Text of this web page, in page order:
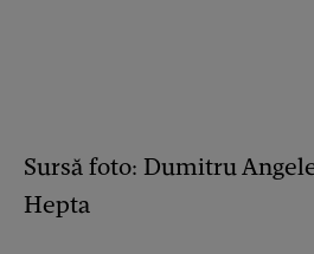
Sursă foto: Dumitru
Hepta